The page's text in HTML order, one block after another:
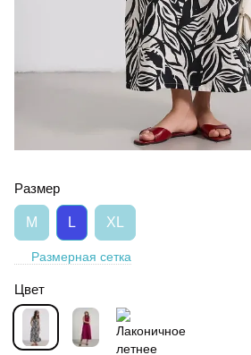
Размер
M L XL
Размерная сетка
Цвет